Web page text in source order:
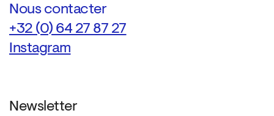
Nous contacter
+32 (0) 64 27 87 27
Instagram
Newsletter